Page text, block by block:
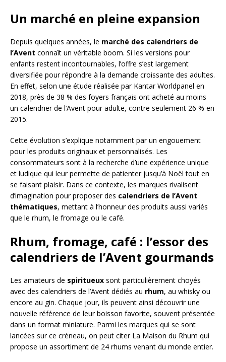
Un marché en pleine expansion
Depuis quelques années, le marché des calendriers de
l’Avent connaît un véritable boom. Si les versions pour
enfants restent incontournables, l’offre s’est largement
diversifiée pour répondre à la demande croissante des adultes.
En effet, selon une étude réalisée par Kantar Worldpanel en
2018, près de 38 % des foyers français ont acheté au moins
un calendrier de l’Avent pour adulte, contre seulement 26 % en
2015.
Cette évolution s’explique notamment par un engouement
pour les produits originaux et personnalisés. Les
consommateurs sont à la recherche d’une expérience unique
et ludique qui leur permette de patienter jusqu’à Noël tout en
se faisant plaisir. Dans ce contexte, les marques rivalisent
d’imagination pour proposer des calendriers de l’Avent
thématiques, mettant à l’honneur des produits aussi variés
que le rhum, le fromage ou le café.
Rhum, fromage, café : l’essor des
calendriers de l’Avent gourmands
Les amateurs de spiritueux sont particulièrement choyés
avec des calendriers de l’Avent dédiés au rhum, au whisky ou
encore au gin. Chaque jour, ils peuvent ainsi découvrir une
nouvelle référence de leur boisson favorite, souvent présentée
dans un format miniature. Parmi les marques qui se sont
lancées sur ce créneau, on peut citer La Maison du Rhum qui
propose un assortiment de 24 rhums venant du monde entier.